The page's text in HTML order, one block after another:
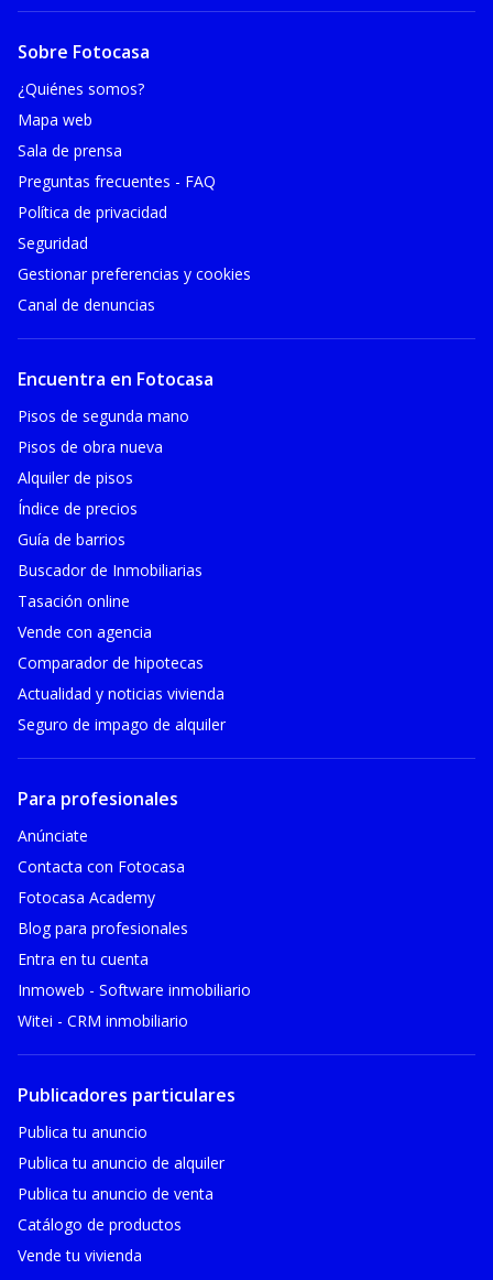
Sobre Fotocasa
¿Quiénes somos?
Mapa web
Sala de prensa
Preguntas frecuentes - FAQ
Política de privacidad
Seguridad
Gestionar preferencias y cookies
Canal de denuncias
Encuentra en Fotocasa
Pisos de segunda mano
Pisos de obra nueva
Alquiler de pisos
Índice de precios
Guía de barrios
Buscador de Inmobiliarias
Tasación online
Vende con agencia
Comparador de hipotecas
Actualidad y noticias vivienda
Seguro de impago de alquiler
Para profesionales
Anúnciate
Contacta con Fotocasa
Fotocasa Academy
Blog para profesionales
Entra en tu cuenta
Inmoweb - Software inmobiliario
Witei - CRM inmobiliario
Publicadores particulares
Publica tu anuncio
Publica tu anuncio de alquiler
Publica tu anuncio de venta
Catálogo de productos
Vende tu vivienda